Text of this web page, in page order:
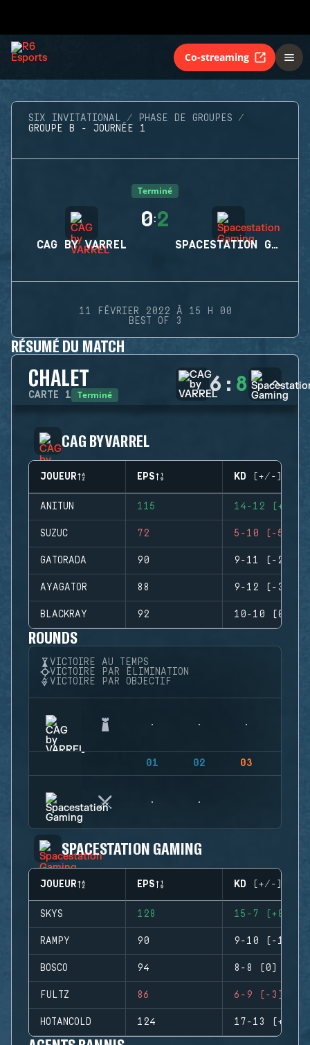
Co-streaming
SIX INVITATIONAL
PHASE DE GROUPES
GROUPE B - JOURNÉE 1
Terminé
CAG BY VARREL
0:2
SPACESTATION GAMING
11 FÉVRIER 2022 À 15 H 00
BEST OF 3
RÉSUMÉ DU MATCH
CHALET
CARTE 1 Terminé 6 : 8
CAG BY VARREL
JOUEUR EPS KD (+/-)
ANITUN 115 14-12 (+2)
SUZUC 72 5-10 (-5)
GATORADA 90 9-11 (-2)
AYAGATOR 88 9-12 (-3)
BLACKRAY 92 10-10 (0)
ROUNDS
VICTOIRE AU TEMPS
VICTOIRE PAR ÉLIMINATION
VICTOIRE PAR OBJECTIF
01 02 03
SPACESTATION GAMING
JOUEUR EPS KD (+/-)
SKYS 128 15-7 (+8)
RAMPY 90 9-10 (-1)
BOSCO 94 8-8 (0)
FULTZ 86 6-9 (-3)
HOTANCOLD 124 17-13 (+4)